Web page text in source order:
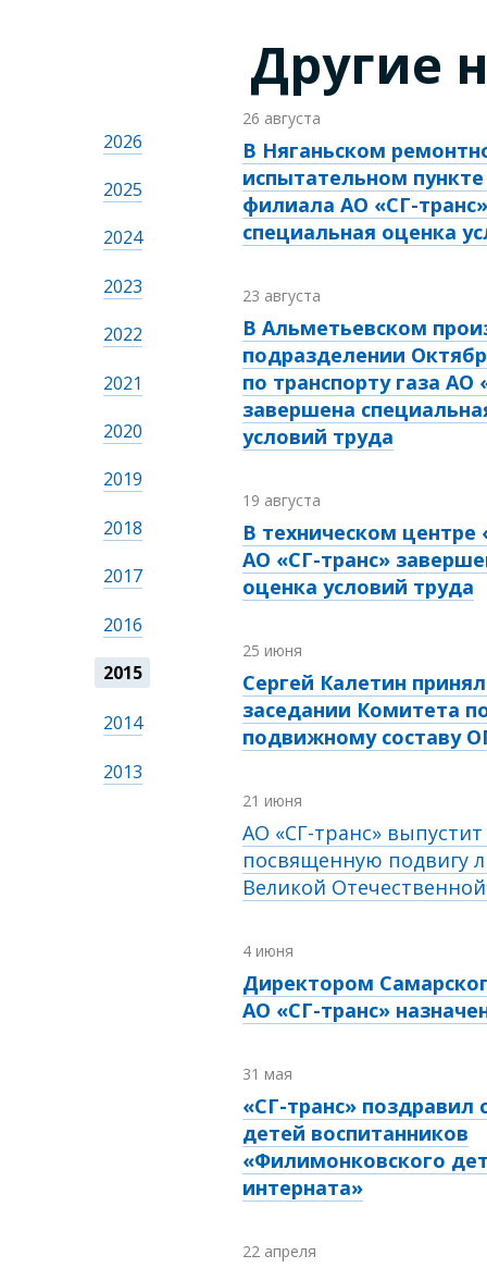
Другие
2026
2025
2024
2023
2022
2021
2020
2019
2018
2017
2016
2015
2014
2013
26 августа
В Няганьском
испытательном
филиала АО «СГ-
специальная оценка
23 августа
В Альметьевском
подразделении
по транспорту газа АО
завершена
условий труда
19 августа
В техническом
АО «СГ-транс»
оценка условий труда
25 июня
Сергей Калетин
заседании Комитета
подвижному составу
21 июня
АО «СГ-транс»
посвященную подвигу
Великой
4 июня
Директором
АО «СГ-транс»
31 мая
«СГ-транс»
детей воспитанников
«Филимонковского
интерната»
22 апреля